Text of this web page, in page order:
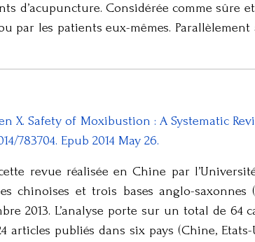
d’acupuncture. Considérée comme sûre
par les patients eux-mêmes.
X. Safety of Moxibustion : A Systematic
783704. Epub 2014 May 26.
revue réalisée en Chine par
chinoises et trois bases anglo-saxonnes
2013. L’analyse porte sur un total de 64
articles publiés dans six pays (Chine,